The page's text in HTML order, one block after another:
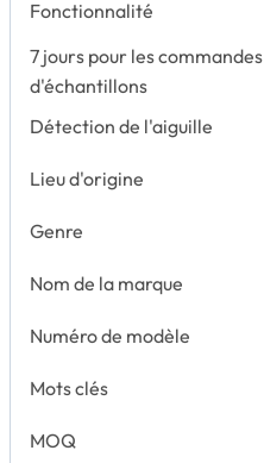
Fonctionnalité
7 jours pour les commandes
d'échantillons
Détection de l'aiguille
Lieu d'origine
Genre
Nom de la marque
Numéro de modèle
Mots clés
MOQ